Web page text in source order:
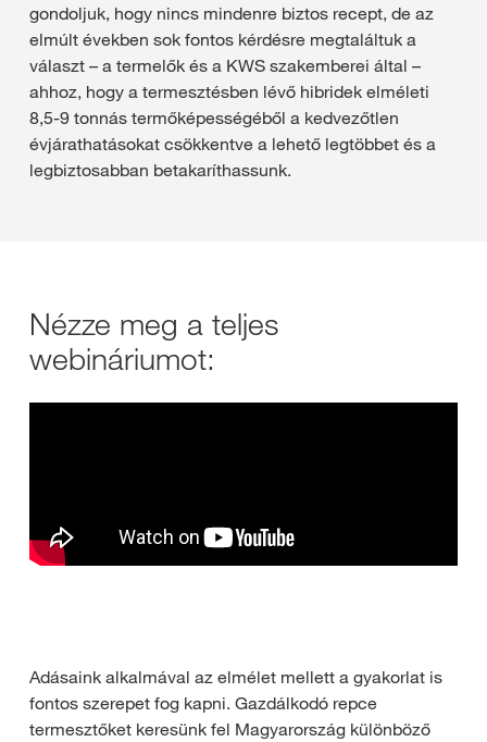
gondoljuk, hogy nincs mindenre biztos recept, de az
elmúlt években sok fontos kérdésre megtaláltuk a
választ – a termelők és a KWS szakemberei által –
ahhoz, hogy a termesztésben lévő hibridek elméleti
8,5-9 tonnás termőképességéből a kedvezőtlen
évjárathatásokat csökkentve a lehető legtöbbet és a
legbiztosabban betakaríthassunk.
Nézze meg a teljes
webináriumot:
Adásaink alkalmával az elmélet mellett a gyakorlat is
fontos szerepet fog kapni. Gazdálkodó repce
termesztőket keresünk fel Magyarország különböző